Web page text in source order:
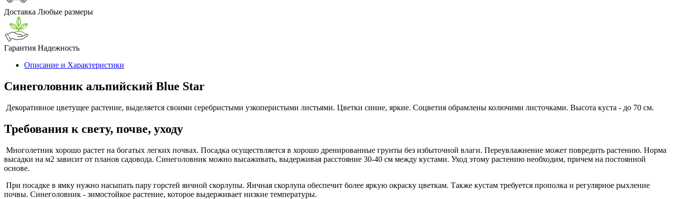
Доставка Любые размеры
Гарантия Надежность
Описание и Характеристики
Синеголовник альпийский Blue Star
Декоративное цветущее растение, выделяется своими серебристыми узкоперистыми листьями. Цветки синие, яркие. Соцветия обрамлены колючими листочками. Высота куста - до 70 см.
Требования к свету, почве, уходу
Многолетник хорошо растет на богатых легких почвах. Посадка осуществляется в хорошо дренированные грунты без избыточной влаги. Переувлажнение может повредить растению. Норма
высадки на м2 зависит от планов садовода. Синеголовник можно высаживать, выдерживая расстояние 30-40 см между кустами. Уход этому растению необходим, причем на постоянной
основе.
При посадке в ямку нужно насыпать пару горстей яичной скорлупы. Яичная скорлупа обеспечит более яркую окраску цветкам. Также кустам требуется прополка и регулярное рыхление
почвы. Синеголовник - зимостойкое растение, которое выдерживает низкие температуры.